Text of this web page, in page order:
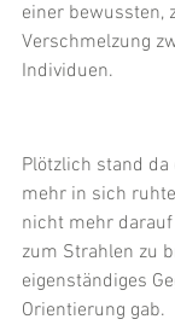
einer bewussten,
Verschmelzung
Individuen.
Plötzlich stand
mehr in sich
nicht mehr
zum Strahlen zu
eigenständiges
Orientierung gab.